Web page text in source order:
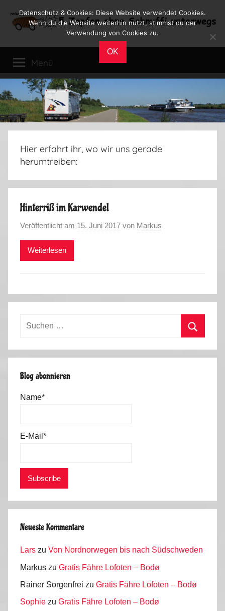
Inhalt
Reiseblog
Leben
im
Wohnmobil
Menü
Hier erfahrt ihr, wo wir uns gerade
herumtreiben:
Hinterriß im Karwendel
Veröffentlicht am 15. Juni 2017 von Markus
Weiterlesen
Suchen
Blog abonnieren
Name*
E-Mail*
Neueste Kommentare
Lars zu Von Nordnorwegen bis nach Südschweden
Markus zu Gratis Fähre Lofoten – Bodø
Rainer Sorgenfrei zu Gratis Fähre Lofoten – Bodø
Sophie zu Gratis Fähre Lofoten – Bodø
Datenschutz & Cookies: Diese Website verwendet Cookies.
Wenn du die Website weiterhin nutzt, stimmst du der
Verwendung von Cookies zu.
OK